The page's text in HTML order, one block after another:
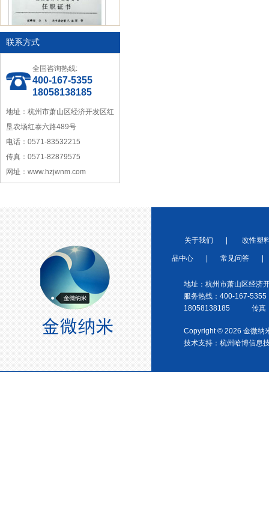
中国塑料加工工业协会理事
宁波塑料行业优秀供应商
浙江省塑料协会会员
联系方式
全国咨询热线:
400-167-5355
18058138185
地址：杭州市萧山区经济开发区红
垦农场红泰六路489号
电话：0571-83532215
传真：0571-82879575
网址：www.hzjwnm.com
关于我们 改性塑
品中心 常见问答
地址：杭州市萧山区经济
服务热线：400-167-5355
18058138185 传真：
Copyright © 2026 金微纳
技术支持： 杭州哈博信息